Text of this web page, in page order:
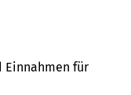
Ein­nahmen für